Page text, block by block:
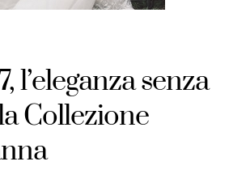
l’eleganza senza
Collezione